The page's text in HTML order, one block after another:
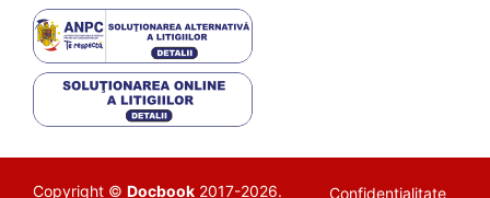
Copyright © Docbook 2017-2026. Confidentialitate